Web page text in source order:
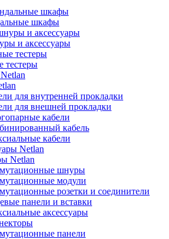
шкафы
и аксессуары
тестеры
для внутренней прокладки
для внешней прокладки
кабели
кабель
кабели
Netlan
шнуры
модули
розетки и соединители
панели и вставки
аксессуары
панели